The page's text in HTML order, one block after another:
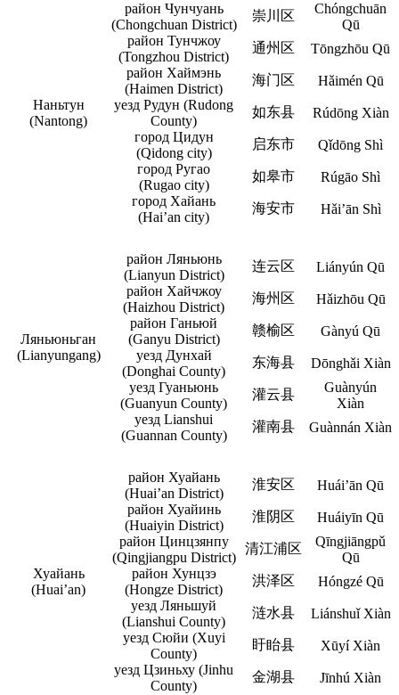
Наньтун
(Nantong)
район Чунчуань
(Chongchuan District)
崇川区
Chóngchuān
Qū
район Тунчжоу
(Tongzhou District)
通州区
Tōngzhōu Qū
район Хаймэнь
(Haimen District)
海门区
Hǎimén Qū
уезд Рудун (Rudong
County)
如东县
Rúdōng Xiàn
город Цидун
(Qidong city)
启东市
Qǐdōng Shì
город Ругао
(Rugao city)
如皋市
Rúgāo Shì
город Хайань
(Hai’an city)
海安市 Hǎi’ān Shì
Ляньюньган
(Lianyungang)
район Ляньюнь
(Lianyun District)
连云区
Liányún Qū
район Хайчжоу
(Haizhou District)
海州区
Hǎizhōu Qū
район Ганьюй
(Ganyu District)
赣榆区
Gànyú Qū
уезд Дунхай
(Donghai County)
东海县
Dōnghǎi Xiàn
уезд Гуаньюнь
(Guanyun County)
灌云县
Guànyún
Xiàn
уезд Lianshui
(Guannan County)
灌南县 Guànnán Xiàn
Хуайань
(Huai’an)
район Хуайань
(Huai’an District)
淮安区
Huái’ān Qū
район Хуайинь
(Huaiyin District)
淮阴区
Huáiyīn Qū
район Цинцзянпу
(Qingjiangpu District)
清江浦区
Qīngjiāngpǔ
Qū
район Хунцзэ
(Hongze District)
洪泽区
Hóngzé Qū
уезд Ляньшуй
(Lianshui County)
涟水县
Liánshuǐ Xiàn
уезд Сюйи (Xuyi
County)
盱眙县
Xūyí Xiàn
уезд Цзиньху (Jinhu
County)
金湖县 Jīnhú Xiàn